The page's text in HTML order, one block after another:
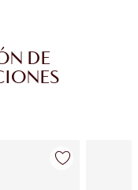
DE
Artículo 2 de 27